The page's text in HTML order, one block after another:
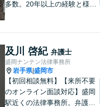
多数。20年以上の経験と様々
決を目指します。 お気軽にご
お相談ください。
及川 啓紀 弁護士
盛岡ナンテン法律事務所
岩手県|盛岡市
【初回相談無料】【来所不要
のオンライン面談対応】盛岡
駅近くの法律事務所。弁護士